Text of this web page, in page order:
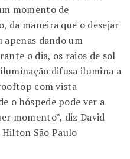
momento de
da maneira que o desejar
dando um
o dia, os raios de sol
difusa ilumina a
com vista
o hóspede pode ver a
momento”, diz David
São Paulo